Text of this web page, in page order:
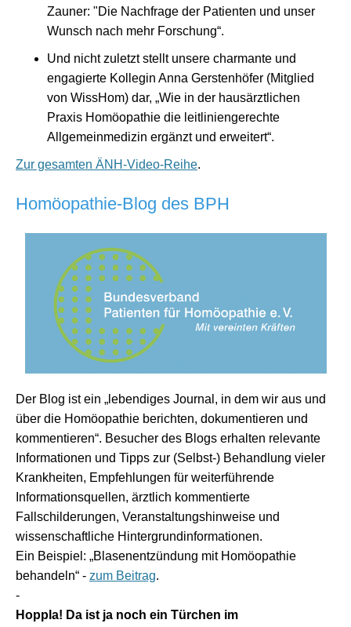
Zauner: "Die Nachfrage der Patienten und unser
Wunsch nach mehr Forschung“.
Und nicht zuletzt stellt unsere charmante und
engagierte Kollegin Anna Gerstenhöfer (Mitglied
von WissHom) dar, „Wie in der hausärztlichen
Praxis Homöopathie die leitliniengerechte
Allgemeinmedizin ergänzt und erweitert“.
Zur gesamten ÄNH-Video-Reihe.
Homöopathie-Blog des BPH
Der Blog ist ein „lebendiges Journal, in dem wir aus und
über die Homöopathie berichten, dokumentieren und
kommentieren“. Besucher des Blogs erhalten relevante
Informationen und Tipps zur (Selbst-) Behandlung vieler
Krankheiten, Empfehlungen für weiterführende
Informationsquellen, ärztlich kommentierte
Fallschilderungen, Veranstaltungshinweise und
wissenschaftliche Hintergrundinformationen.
Ein Beispiel: „Blasenentzündung mit Homöopathie
behandeln“ - zum Beitrag.
-
Hoppla! Da ist ja noch ein Türchen im